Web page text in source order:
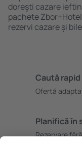
doreşti cazare
pachete
rezervi cazare și
Caută
Ofertă
Planifică ȋn
Rezervare